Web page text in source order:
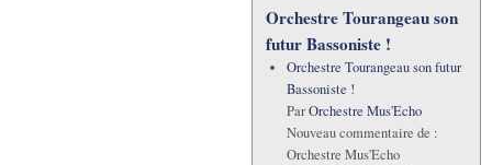
Orchestre Tourangeau son
futur Bassoniste !
Orchestre Tourangeau son futur
Bassoniste !
ParOrchestre Mus'Echo
Nouveau commentaire de :
Orchestre Mus'Echo